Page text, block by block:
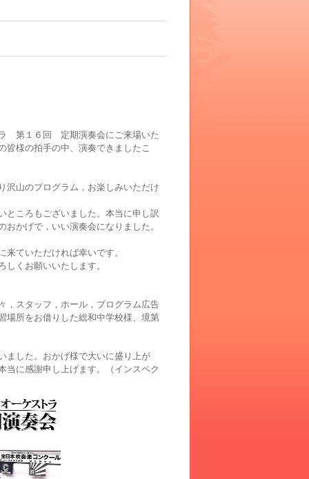
第１６回 定期演奏会にご来場いた
皆様の拍手の中、演奏できましたこ
沢山のプログラム，お楽しみいただけ
ころもございました。 本当に申し訳
かげで，いい演奏会になりました。
ていただければ幸いです。
くお願いいたします。
，スタッフ，ホール，プログラム広告
場所をお借りした総和中学校様、境第
ました。 おかげ様で大いに盛り上が
当に感謝申し上げます。（インスペク